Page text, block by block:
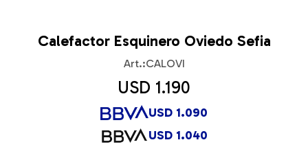
Calefactor Esquinero Oviedo Sefia
CALOVI
USD 1.190
USD 1.040
USD 1.090